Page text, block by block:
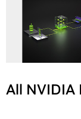
All NVIDIA